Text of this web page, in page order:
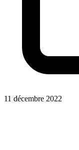
11 décembre 2022